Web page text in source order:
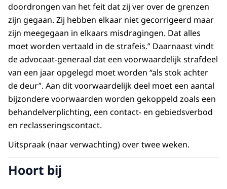
doordrongen van het feit dat zij ver over de grenzen
zijn gegaan. Zij hebben elkaar niet gecorrigeerd maar
zijn meegegaan in elkaars misdragingen. Dat alles
moet worden vertaald in de strafeis.” Daarnaast vindt
de advocaat-generaal dat een voorwaardelijk strafdeel
van een jaar opgelegd moet worden “als stok achter
de deur”. Aan dit voorwaardelijk deel moet een aantal
bijzondere voorwaarden worden gekoppeld zoals een
behandelverplichting, een contact- en gebiedsverbod
en reclasseringscontact.
Uitspraak (naar verwachting) over twee weken.
Hoort bij